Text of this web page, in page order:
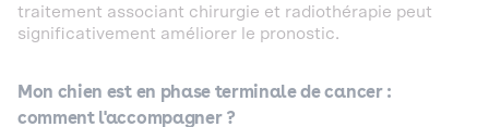
traitement associant chirurgie et radiothérapie peut
significativement améliorer le pronostic.
Mon chien est en phase terminale de cancer :
comment l'accompagner ?